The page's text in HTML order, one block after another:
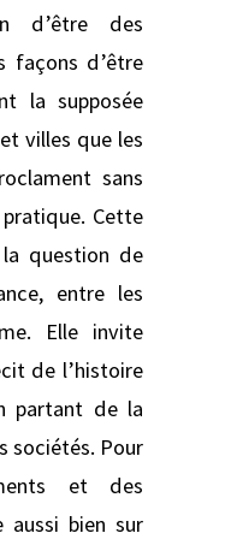
d’être des
façons d’être
la supposée
villes que les
sans
Cette
question de
entre les
Elle invite
de l’histoire
partant de la
sociétés. Pour
et des
aussi bien sur